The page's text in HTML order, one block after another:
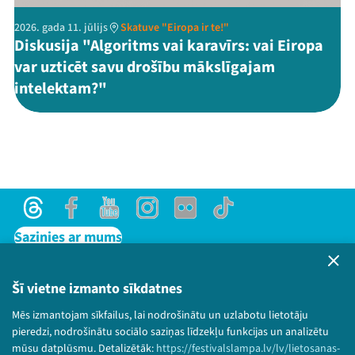
Šī vietne izmanto sīkdatnes
Mēs izmantojam sīkfailus, lai nodrošinātu un uzlabotu lietotāju
pieredzi, nodrošinātu sociālo saziņas līdzekļu funkcijas un analizētu
mūsu datplūsmu. Detalizētāk: https://festivalslampa.lv/lv/lietosanas-
2026. gada 11. jūlijs Skatuve "Eiropa ir te!"
Diskusija "Algoritms vai karavīrs: vai Eiropa
var uzticēt savu drošību mākslīgajam
intelektam?"
ThreadsFacebookYoutubeInstagram
Flick TikTok
Sazinies ar mums
Lietošanas noteikumi un sīkdatņu politika
Bērnu aizsardzības politika
© 2026 Sarunu festivāls LAMPA Visas tiesības
paturētas.